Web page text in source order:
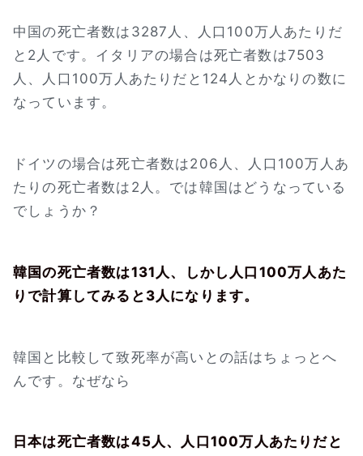
中国の死亡者数は3287人、人口100万人あたりだ
と2人です。イタリアの場合は死亡者数は7503
人、人口100万人あたりだと124人とかなりの数に
なっています。
ドイツの場合は死亡者数は206人、人口100万人あ
たりの死亡者数は2人。では韓国はどうなっている
でしょうか？
韓国の死亡者数は131人、しかし人口100万人あた
りで計算してみると3人になります。
韓国と比較して致死率が高いとの話はちょっとへ
んです。なぜなら
日本は死亡者数は45人、人口100万人あたりだと